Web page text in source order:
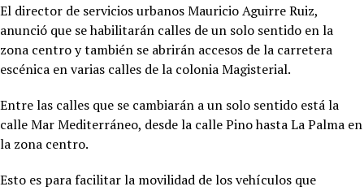
El director de servicios urbanos Mauricio Aguirre Ruiz,
anunció que se habilitarán calles de un solo sentido en la
zona centro y también se abrirán accesos de la carretera
escénica en varias calles de la colonia Magisterial.
Entre las calles que se cambiarán a un solo sentido está la
calle Mar Mediterráneo, desde la calle Pino hasta La Palma en
la zona centro.
Esto es para facilitar la movilidad de los vehículos que